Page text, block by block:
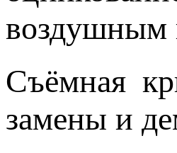
воздушным
Съёмная
замены и